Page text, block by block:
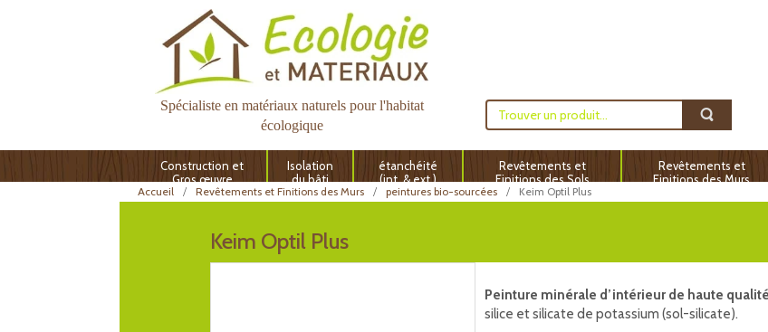
Spécialiste en matériaux naturels pour l'habitat
écologique
Construction et
Gros œuvre
Isolation
du bâti
étanchéité
(int. & ext.)
Revêtements et
Finitions des Sols
Revêtements et
Finitions des Murs
Accueil Revêtements et Finitions des Murs peintures bio-sourcées Keim Optil Plus
Keim Optil Plus
Peinture minérale d’intérieur de haute qualité
silice et silicate de potassium (sol-silicate).